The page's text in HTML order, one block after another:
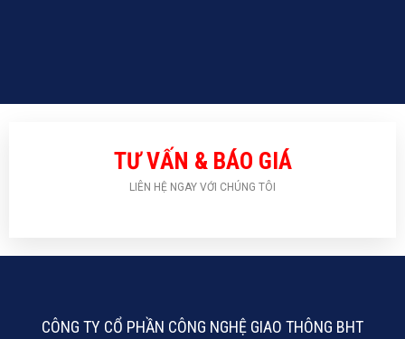
TƯ VẤN & BÁO GIÁ
LIÊN HỆ NGAY VỚI CHÚNG TÔI
CÔNG TY CỔ PHẦN CÔNG NGHỆ GIAO THÔNG BHT